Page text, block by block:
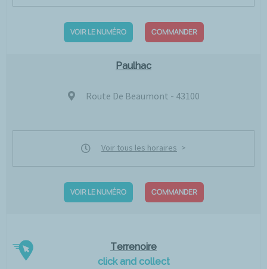
VOIR LE NUMÉRO COMMANDER
Paulhac
Route De Beaumont - 43100
Voir tous les horaires
VOIR LE NUMÉRO COMMANDER
Terrenoire
click and collect